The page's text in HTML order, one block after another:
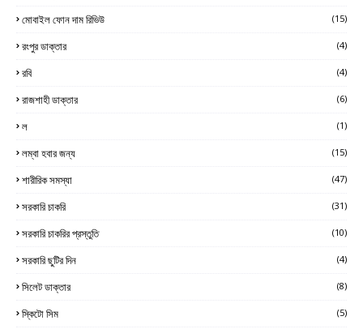
মোবাইল ফোন দাম রিভিউ (15)
রংপুর ডাক্তার (4)
রবি (4)
রাজশাহী ডাক্তার (6)
ল (1)
লম্বা হবার জন্য (15)
শারীরিক সমস্যা (47)
সরকারি চাকরি (31)
সরকারি চাকরির প্রস্তুতি (10)
সরকারি ছুটির দিন (4)
সিলেট ডাক্তার (8)
স্কিটো সিম (5)